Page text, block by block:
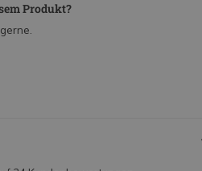
Produkt?